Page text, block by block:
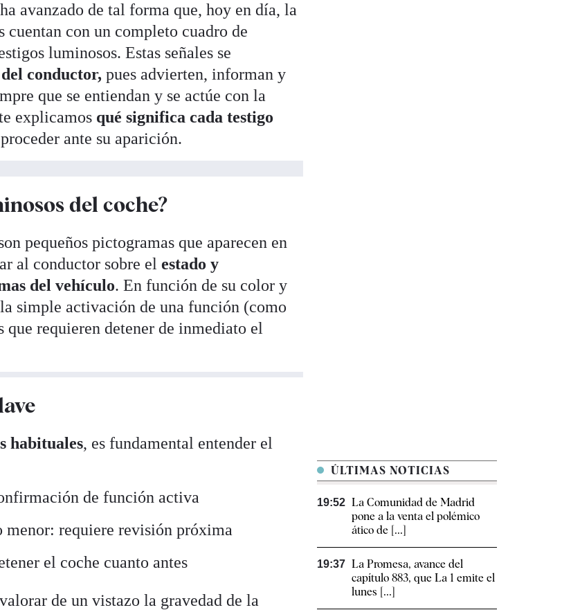
ha avanzado de tal forma que, hoy en día, la
con un completo cuadro de
luminosos. Estas señales se
conductor, pues advierten, informan y
que se entiendan y se actúe con la
explicamos qué significa cada testigo
ante su aparición.
del coche?
pequeños pictogramas que aparecen en
al conductor sobre elestado y
del vehículo. En función de su color y
simple activación de una función (como
requieren detener de inmediato el
habituales, es fundamental entender el
de función activa
requiere revisión próxima
el coche cuanto antes
de un vistazo la gravedad de la
ÚLTIMAS NOTICIAS
19:52 La Comunidad de Madrid
pone a la venta el polémico
ático de [...]
19:37 La Promesa, avance del
capítulo 883, que La 1 emite el
lunes [...]